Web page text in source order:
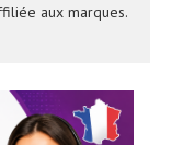
aux marques.